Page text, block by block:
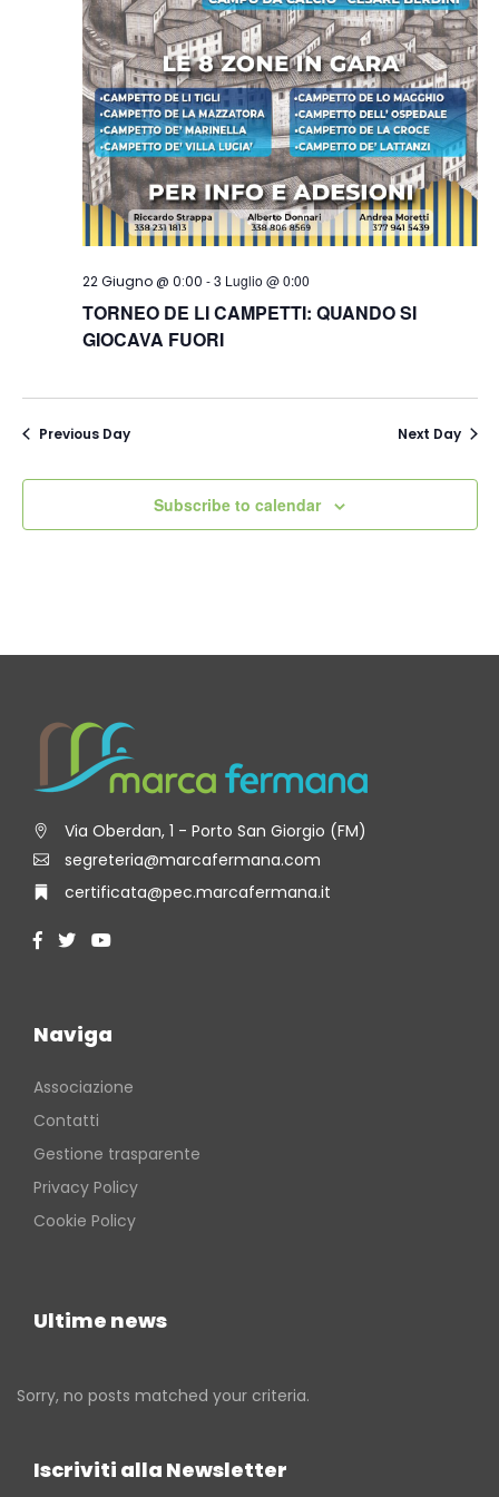
22 Giugno @ 0:00 -3 Luglio @ 0:00
TORNEO DE LI CAMPETTI: QUANDO SI
GIOCAVA FUORI
Previous Day Next Day
Subscribe to calendar
Via Oberdan, 1 - Porto San Giorgio (FM)
segreteria@marcafermana.com
certificata@pec.marcafermana.it
Naviga
Associazione
Contatti
Gestione trasparente
Privacy Policy
Cookie Policy
Ultime news
Sorry, no posts matched your criteria.
Iscriviti alla Newsletter